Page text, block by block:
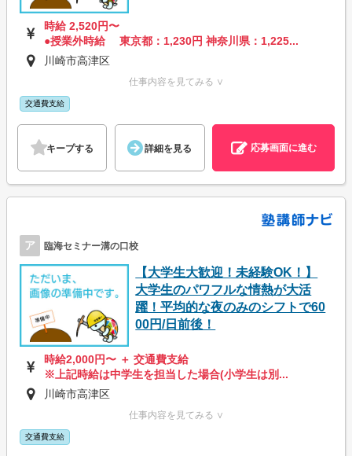
時給 2,520円〜
●授業外時給 東京都：1,230円 神奈川県：1,225...
川崎市高津区
仕事内容を見てみる ∨
交通費支給
キープする 詳細を見る 応募画面に進む
ア 臨海セミナー溝の口校
【大学生大歓迎！未経験OK！】
大学生のパワフルな情熱が大活
躍！平均的な夜のみのシフトで60
00円/日前後！
時給2,000円〜 ＋ 交通費支給
※上記時給は中学生を担当した場合(小学生は別...
川崎市高津区
仕事内容を見てみる ∨
交通費支給